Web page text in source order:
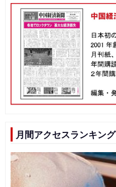
月間アクセスランキング